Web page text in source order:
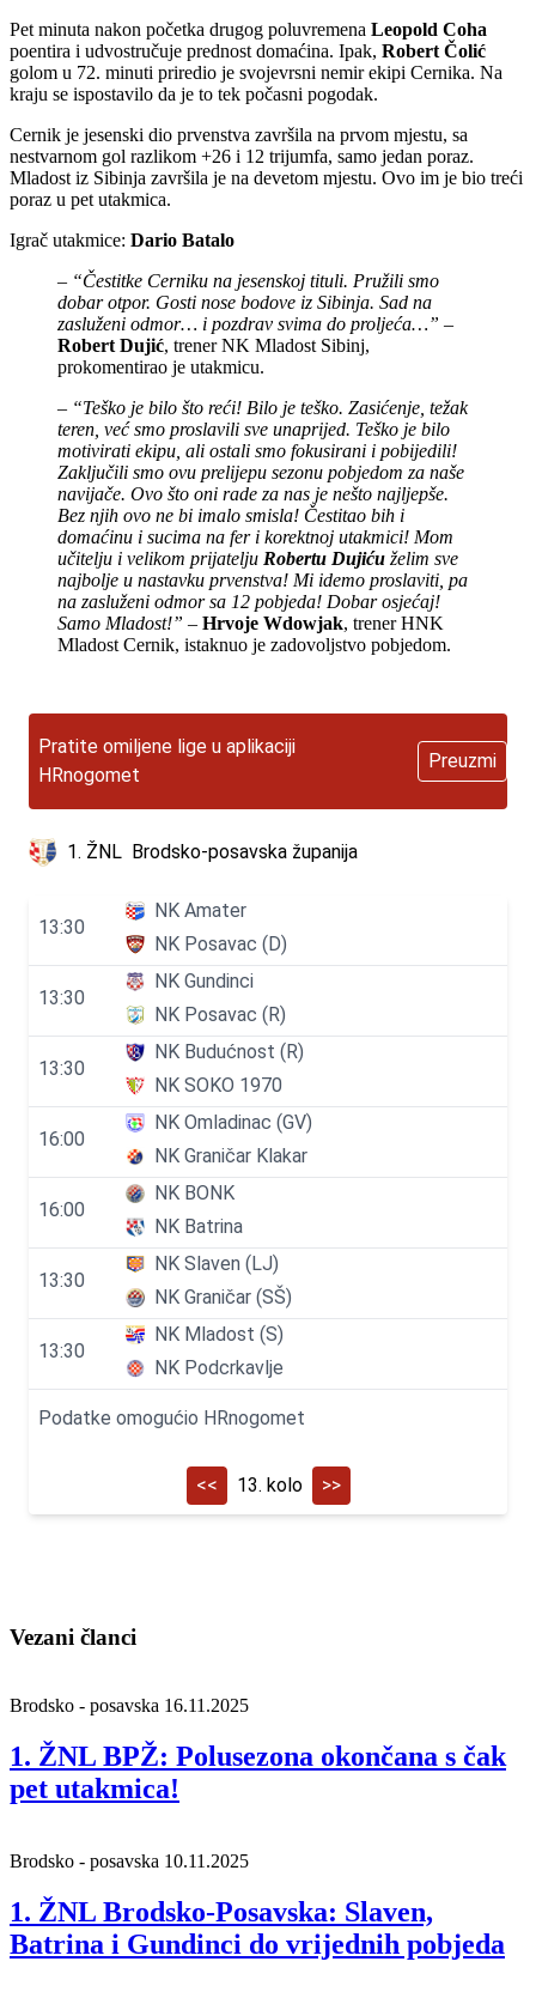
Pet minuta nakon početka drugog poluvremena Leopold Coha
poentira i udvostručuje prednost domaćina. Ipak, Robert Čolić
golom u 72. minuti priredio je svojevrsni nemir ekipi Cernika. Na
kraju se ispostavilo da je to tek počasni pogodak.
Cernik je jesenski dio prvenstva završila na prvom mjestu, sa
nestvarnom gol razlikom +26 i 12 trijumfa, samo jedan poraz.
Mladost iz Sibinja završila je na devetom mjestu. Ovo im je bio treći
poraz u pet utakmica.
Igrač utakmice: Dario Batalo
– “Čestitke Cerniku na jesenskoj tituli. Pružili smo
dobar otpor. Gosti nose bodove iz Sibinja. Sad na
zasluženi odmor… i pozdrav svima do proljeća…” –
Robert Dujić, trener NK Mladost Sibinj,
prokomentirao je utakmicu.
– “Teško je bilo što reći! Bilo je teško. Zasićenje, težak
teren, već smo proslavili sve unaprijed. Teško je bilo
motivirati ekipu, ali ostali smo fokusirani i pobijedili!
Zaključili smo ovu prelijepu sezonu pobjedom za naše
navijače. Ovo što oni rade za nas je nešto najljepše.
Bez njih ovo ne bi imalo smisla! Čestitao bih i
domaćinu i sucima na fer i korektnoj utakmici! Mom
učitelju i velikom prijatelju Robertu Dujiću želim sve
najbolje u nastavku prvenstva! Mi idemo proslaviti, pa
na zasluženi odmor sa 12 pobjeda! Dobar osjećaj!
Samo Mladost!” – Hrvoje Wdowjak, trener HNK
Mladost Cernik, istaknuo je zadovoljstvo pobjedom.
Vezani članci
Brodsko - posavska 16.11.2025
1. ŽNL BPŽ: Polusezona okončana s čak
pet utakmica!
Brodsko - posavska 10.11.2025
1. ŽNL Brodsko-Posavska: Slaven,
Batrina i Gundinci do vrijednih pobjeda